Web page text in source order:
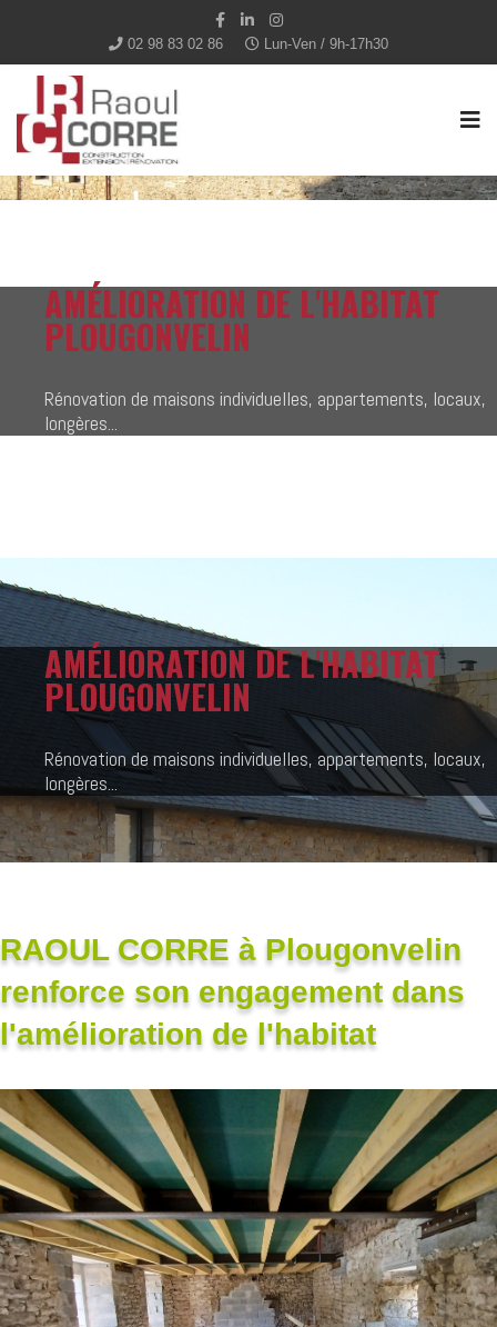
02 98 83 02 86 Lun-Ven / 9h-17h30
AMÉLIORATION DE L'HABITAT
PLOUGONVELIN
Rénovation de maisons individuelles, appartements, locaux,
longères...
AMÉLIORATION DE L'HABITAT
PLOUGONVELIN
Rénovation de maisons individuelles, appartements, locaux,
longères...
RAOUL CORRE à Plougonvelin
renforce son engagement dans
l'amélioration de l'habitat